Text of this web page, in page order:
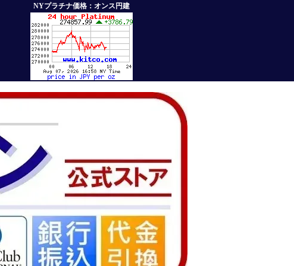
NYプラチナ価格：オンス円建